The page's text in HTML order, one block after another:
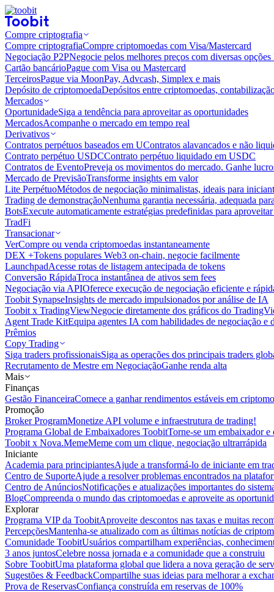
Compre criptografia
Compre criptografiaCompre criptomoedas com Visa/Mastercard
Negociação P2PNegocie pelos melhores preços com diversas
Cartão bancárioPague com Visa ou Mastercard
TerceirosPague via MoonPay, Advcash, Simplex e mais
Depósito de criptomoedaDepósitos entre criptomoedas,
Mercados
OportunidadeSiga a tendência para aproveitar as oportunidades
MercadosAcompanhe o mercado em tempo real
Derivativos
Contratos perpétuos baseados em UContratos alavancados e não
Contrato perpétuo USDCContrato perpétuo liquidado em USDC
Contratos de EventoPreveja os movimentos do mercado. Ganhe
Mercado de PrevisãoTransforme insights em valor
Lite PerpétuoMétodos de negociação minimalistas, ideais para
Trading de demonstraçãoNenhuma garantia necessária, adequada
BotsExecute automaticamente estratégias predefinidas para
TradFi
Transacionar
VerCompre ou venda criptomoedas instantaneamente
DEX +Tokens populares Web3 on-chain, negocie facilmente
LaunchpadAcesse rotas de listagem antecipada de tokens
Conversão RápidaTroca instantânea de ativos sem fees
Negociação via APIOferece execução de negociação eficiente e
Toobit SynapseInsights de mercado impulsionados por análise de IA
Toobit x TradingViewNegocie diretamente dos gráficos do
Agent Trade KitEquipa agentes IA com habilidades de negociação e
Prêmios
Copy Trading
Siga traders profissionaisSiga as operações dos principais traders
Recrutamento de Mestre em NegociaçãoGanhe renda alta
Mais
Finanças
Gestão FinanceiraComece a ganhar rendimentos estáveis em
Promoção
Broker ProgramMonetize API volume e infraestrutura de trading!
Programa Global de Embaixadores ToobitTorne-se um embaixador
Toobit x Nova.MemeMeme com um clique, negociação ultrarrápida
Iniciante
Academia para principiantesAjude a transformá-lo de iniciante em
Centro de SuporteAjude a resolver problemas encontrados na
Centro de AnúnciosNotificações e atualizações importantes do
BlogCompreenda o mundo das criptomoedas e aproveite as
Explorar
Programa VIP da ToobitAproveite descontos nas taxas e muitas
PercepçõesMantenha-se atualizado com as últimas notícias de
Comunidade ToobitUsuários compartilham experiências,
3 anos juntosCelebre nossa jornada e a comunidade que a construiu
Sobre ToobitUma plataforma global que lidera a nova geração de
Sugestões & FeedbackCompartilhe suas ideias para melhorar a
Prova de ReservasConfiança construída em reservas de 100%